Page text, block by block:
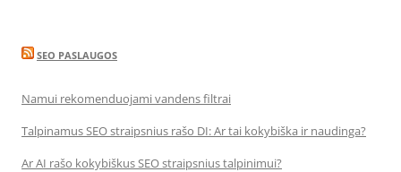
SEO PASLAUGOS
Namui rekomenduojami vandens filtrai
Talpinamus SEO straipsnius rašo DI: Ar tai kokybiška ir naudinga?
Ar AI rašo kokybiškus SEO straipsnius talpinimui?